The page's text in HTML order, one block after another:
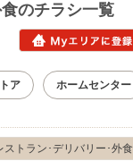
のチラシ一覧
ア ホームセンター
ストラン･デリバリー･外食